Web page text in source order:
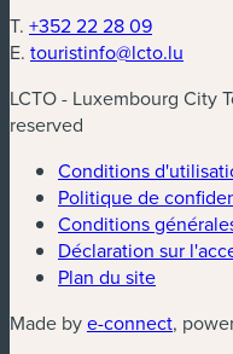
T. +352 22 28 09
E. touristinfo@lcto.lu
LCTO - Luxembourg City
reserved
Conditions
Politique de
Conditions
Déclaration sur
Plan du site
Made bye-connect,